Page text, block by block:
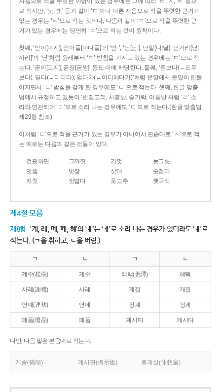
로 적지만, ‘낫, 빗’ 등과 같이 ‘ㄷ’이나 다른 자음으로 적을 뚜렷한 근거가
없는 경우는 ‘ㅅ’으로 적는 것이다. 다음과 같이 ‘ㄷ’으로 적을 뚜렷한 근
거가 있는 경우에는 당연히 ‘ㄷ’으로 적는 것이 원칙이다.
첫째, ‘맏이[마지], 맏아들[마다들]’의 ‘맏-’, ‘낟[낟ː], 낟알[나ː달], 낟가리[낟ː
까리]’의 ‘낟’처럼 원래부터 ‘ㄷ’ 받침을 가지고 있는 경우에는 ‘ㄷ’으로 적
는다. ‘곧이[고지], 곧장[곧짱]’ 등도 이에 해당한다. 둘째, ‘돋보다(←도두
보다), 딛다(←디디다), 얻다가(←어디에다가)’처럼 본말에서 준말이 만들
어지면서 ‘ㄷ’ 받침을 갖게 된 경우에도 ‘ㄷ’으로 적는다. 셋째, 한글 맞춤
법에서 규정하고 있듯이 ‘반짇고리, 사흗날, 숟가락, 이튿날’처럼 ‘ㄹ’ 소
리와 연관되어 ‘ㄷ’으로 소리 나는 경우에도 ‘ㄷ’으로 적는다.(한글 맞춤법
제29항 참조)
이처럼 ‘ㄷ’으로 적을 근거가 있는 경우가 아니어서 관습대로 ‘ㅅ’으로 적
는 예로는 다음과 같은 것들이 있다.
걸핏하면 그까짓 기껏
놋그릇
덧셈
빗장 삿대
숫접다
자칫
짓밟다 풋고추 햇곡식
제4절 모음
제8항 ‘계, 례, 몌, 폐, 혜’의 ‘ㅖ’는 ‘ㅔ’로 소리 나는 경우가 있더라도 ‘ㅖ’로
적는다. (ㄱ을 취하고, ㄴ을 버림.)
ㄱ ㄴ ㄱ ㄴ
계수(桂樹) 게수 혜택(惠澤) 헤택
사례(謝禮) 사레 계집 게집
연몌(連袂) 연메 핑계 핑게
폐품(廢品) 페품 계시다 게시다
다만, 다음 말은 본음대로 적는다.
게송(偈頌) 게시판(揭示板) 휴게실(休憩室)